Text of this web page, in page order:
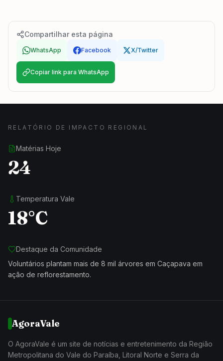
Compartilhar esta página
WhatsApp Facebook X/Twitter
Copiar link para WhatsApp
RELATÓRIO DE IMPACTO REGIONAL
Matérias Hoje
24
Temperatura Vale
18°C
Destaque da Comunidade
Voluntários plantam mais de 8 mil árvores em Caçapava em
ação de reflorestamento.
AgoraVale
O AgoraVale é um site de notícias e entretenimento da Região
Metropolitana do Vale do Paraíba, Litoral Norte e Serra da